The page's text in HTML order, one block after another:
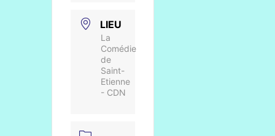
LIEU
La
Comédie
de
Saint-
Etienne
- CDN